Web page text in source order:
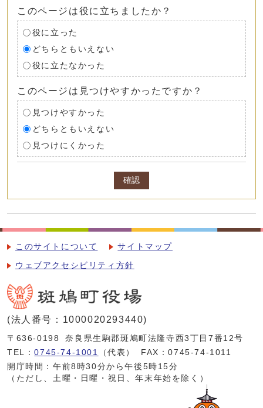
このページは役に立ちましたか？
役に立った
どちらともいえない
役に立たなかった
このページは見つけやすかったですか？
見つけやすかった
どちらともいえない
見つけにくかった
確認
このサイトについて サイトマップ
ウェブアクセシビリティ方針
(法人番号：1000020293440)
〒636-0198
奈良県生駒郡斑鳩町法隆寺西3丁目7番12号
TEL：0745-74-1001 （代表）
FAX：0745-74-1011
開庁時間：午前8時30分から午後5時15分
（ただし、土曜・日曜・祝日、年末年始を除く）